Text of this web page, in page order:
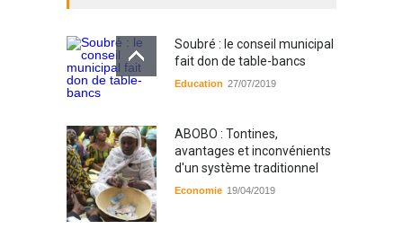
Soubré : le conseil municipal
fait don de table-bancs
Education 27/07/2019
ABOBO : Tontines,
avantages et inconvénients
d'un système traditionnel
Economie 19/04/2019